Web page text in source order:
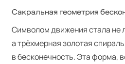
Сакральная геометрия
Символом движения стала не
а трёхмерная золотая
в бесконечность. Эта форма,